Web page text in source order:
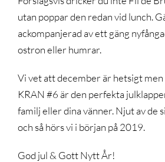
utan poppar den redan vid lunch.
ackompanjerad av ett gäng
ostron eller humrar.
Vi vet att december är hetsigt
KRAN #6 är den perfekta
familj eller dina vänner. Njut av de
och så hörs vi i början på 2019.
God jul & Gott Nytt År!